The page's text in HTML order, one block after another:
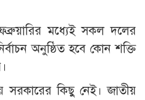
মধ্যেই সকল দলের
অনুষ্ঠিত হবে কোন শক্তি
সরকারের কিছু নেই। জাতীয়